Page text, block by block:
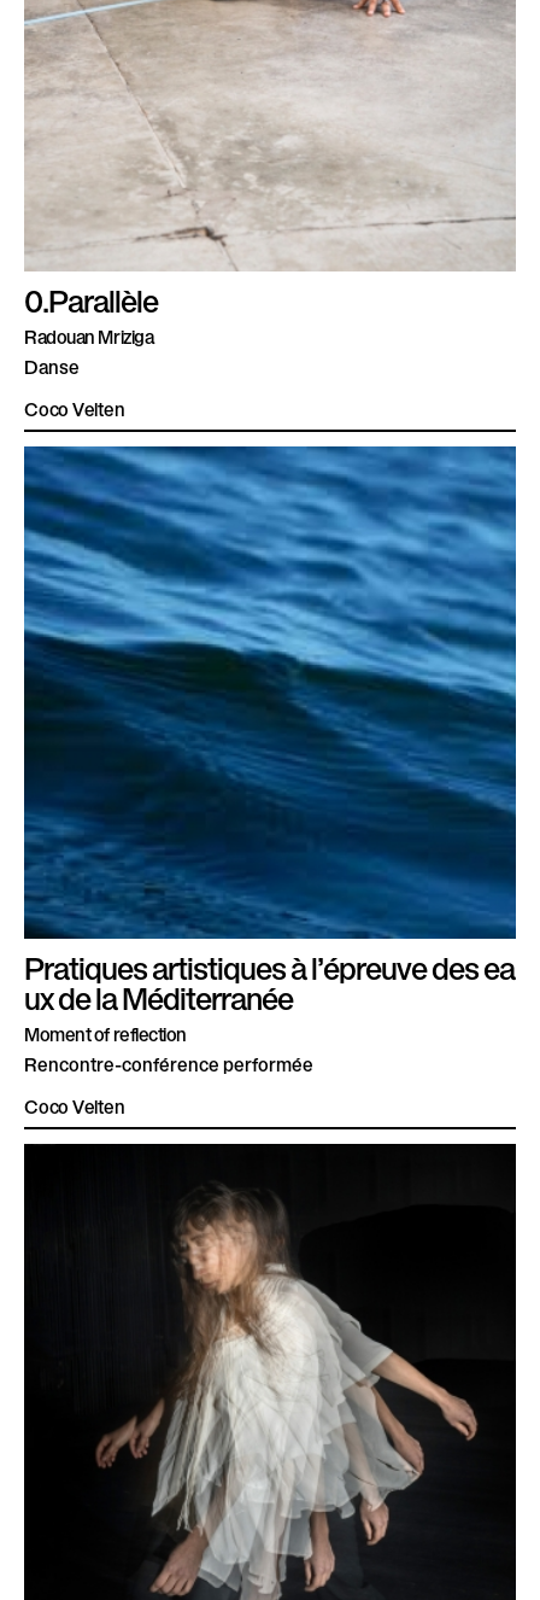
0.Parallèle
Radouan Mriziga
Danse
Coco Velten
Pratiques artistiques à l’épreuve des ea
ux de la Méditerranée
Moment of reflection
Rencontre-conférence performée
Coco Velten